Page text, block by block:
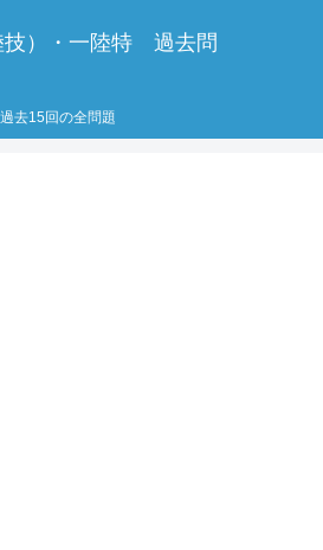
技）・一陸特 過去問
過去15回の全問題